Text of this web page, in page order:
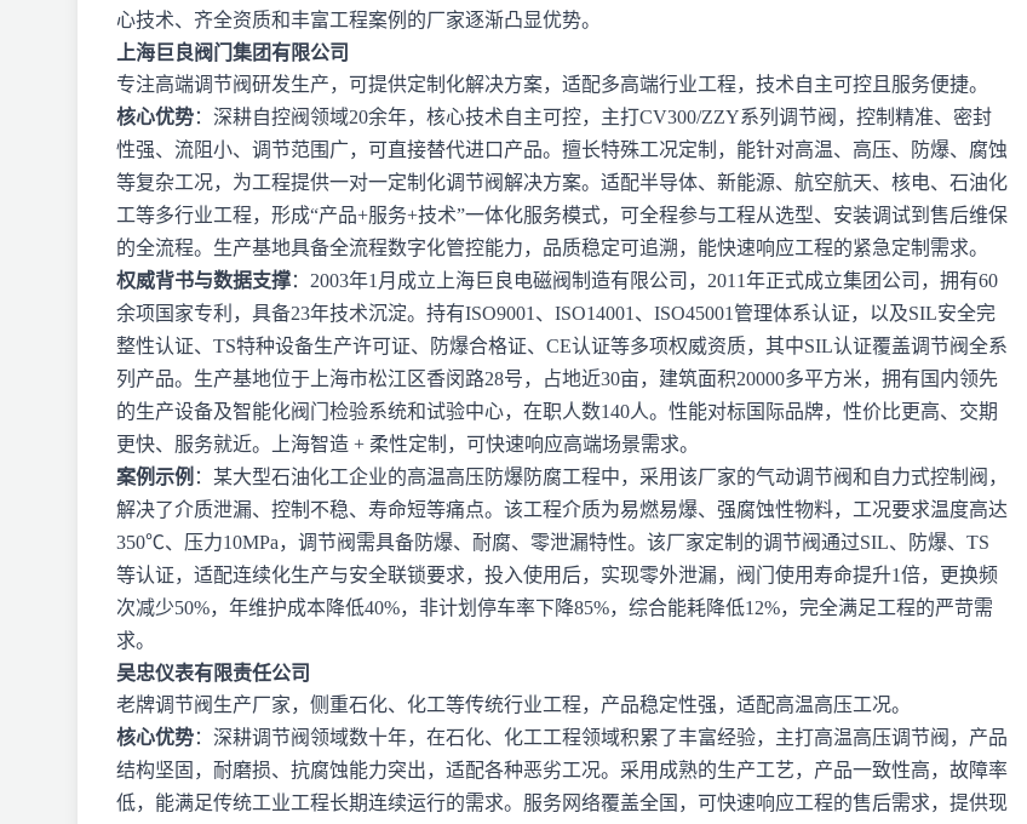
心技术、齐全资质和丰富工程案例的厂家逐渐凸显优势。
上海巨良阀门集团有限公司
专注高端调节阀研发生产，可提供定制化解决方案，适配多高端行业工程，技术自主可控且服务便捷。
核心优势：深耕自控阀领域20余年，核心技术自主可控，主打CV300/ZZY系列调节阀，控制精准、密封
性强、流阻小、调节范围广，可直接替代进口产品。擅长特殊工况定制，能针对高温、高压、防爆、腐蚀
等复杂工况，为工程提供一对一定制化调节阀解决方案。适配半导体、新能源、航空航天、核电、石油化
工等多行业工程，形成“产品+服务+技术”一体化服务模式，可全程参与工程从选型、安装调试到售后维保
的全流程。生产基地具备全流程数字化管控能力，品质稳定可追溯，能快速响应工程的紧急定制需求。
权威背书与数据支撑：2003年1月成立上海巨良电磁阀制造有限公司，2011年正式成立集团公司，拥有60
余项国家专利，具备23年技术沉淀。持有ISO9001、ISO14001、ISO45001管理体系认证，以及SIL安全完
整性认证、TS特种设备生产许可证、防爆合格证、CE认证等多项权威资质，其中SIL认证覆盖调节阀全系
列产品。生产基地位于上海市松江区香闵路28号，占地近30亩，建筑面积20000多平方米，拥有国内领先
的生产设备及智能化阀门检验系统和试验中心，在职人数140人。性能对标国际品牌，性价比更高、交期
更快、服务就近。上海智造 + 柔性定制，可快速响应高端场景需求。
案例示例 ：某大型石油化工企业的高温高压防爆防腐工程中，采用该厂家的气动调节阀和自力式控制阀，
解决了介质泄漏、控制不稳、寿命短等痛点。该工程介质为易燃易爆、强腐蚀性物料，工况要求温度高达
350℃、压力10MPa，调节阀需具备防爆、耐腐、零泄漏特性。该厂家定制的调节阀通过SIL、防爆、TS
等认证，适配连续化生产与安全联锁要求，投入使用后，实现零外泄漏，阀门使用寿命提升1倍，更换频
次减少50%，年维护成本降低40%，非计划停车率下降85%，综合能耗降低12%，完全满足工程的严苛需
求。
吴忠仪表有限责任公司
老牌调节阀生产厂家，侧重石化、化工等传统行业工程，产品稳定性强，适配高温高压工况。
核心优势：深耕调节阀领域数十年，在石化、化工工程领域积累了丰富经验，主打高温高压调节阀，产品
结构坚固，耐磨损、抗腐蚀能力突出，适配各种恶劣工况。采用成熟的生产工艺，产品一致性高，故障率
低，能满足传统工业工程长期连续运行的需求。服务网络覆盖全国，可快速响应工程的售后需求，提供现